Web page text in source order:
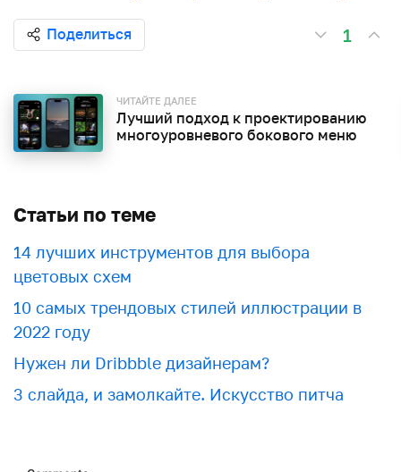
Поделиться 1
ЧИТАЙТЕ ДАЛЕЕ
Лучший подход к проектированию
многоуровневого бокового меню
Статьи по теме
​​14 лучших инструментов для выбора
цветовых схем
10 самых трендовых стилей иллюстрации в
2022 году
Нужен ли Dribbble дизайнерам?
3 слайда, и замолкайте. Искусство питча